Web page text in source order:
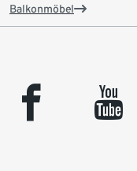
Balkonmöbel
facebook youtube